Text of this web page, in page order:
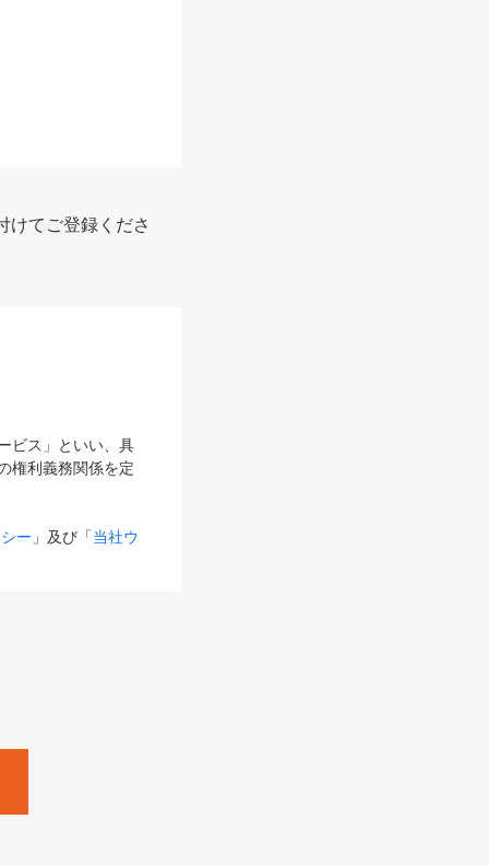
けてご登録くださ
ビス」といい、具
権利義務関係を定
ー 」及び「当社ウ
」「HRzine」